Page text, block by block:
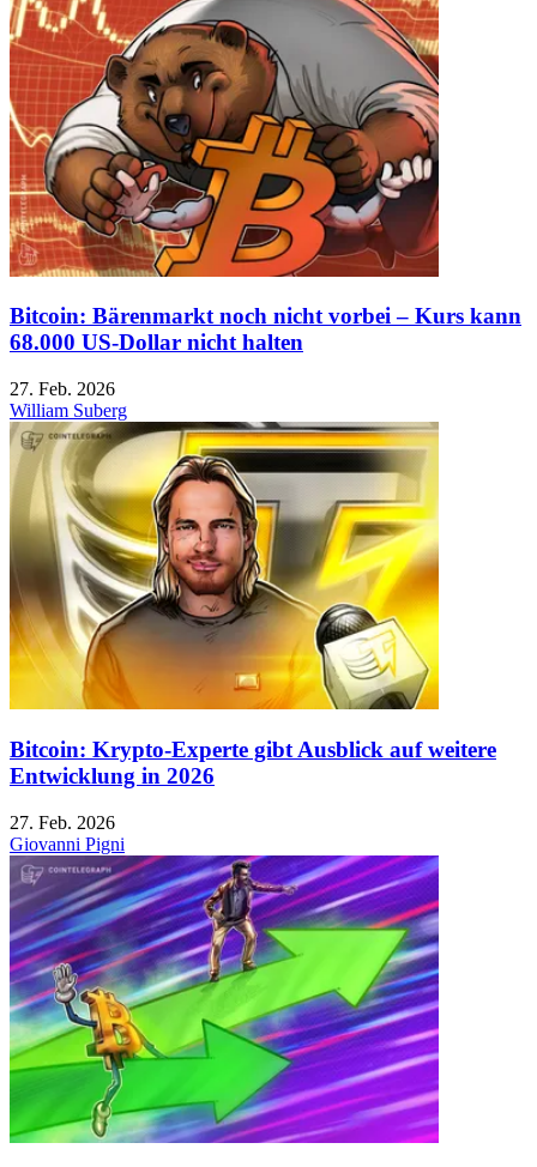
Bitcoin: Bärenmarkt noch nicht vorbei – Kurs kann
68.000 US-Dollar nicht halten
27. Feb. 2026
William Suberg
Bitcoin: Krypto-Experte gibt Ausblick auf weitere
Entwicklung in 2026
27. Feb. 2026
Giovanni Pigni